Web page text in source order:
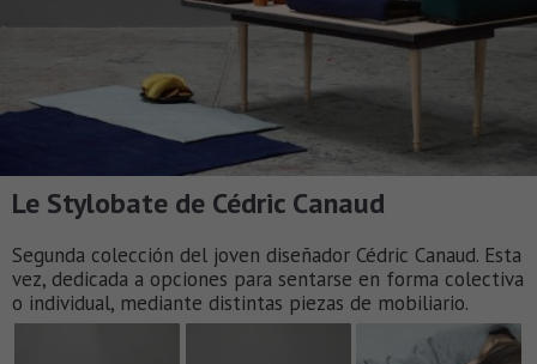
Le Stylobate de Cédric Canaud
Segunda colección del joven diseñador Cédric Canaud. Esta
vez, dedicada a opciones para sentarse en forma colectiva
o individual, mediante distintas piezas de mobiliario.